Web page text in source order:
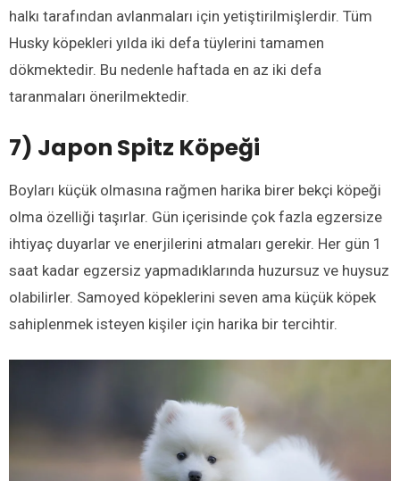
halkı tarafından avlanmaları için yetiştirilmişlerdir. Tüm
Husky köpekleri yılda iki defa tüylerini tamamen
dökmektedir. Bu nedenle haftada en az iki defa
taranmaları önerilmektedir.
7) Japon Spitz Köpeği
Boyları küçük olmasına rağmen harika birer bekçi köpeği
olma özelliği taşırlar. Gün içerisinde çok fazla egzersize
ihtiyaç duyarlar ve enerjilerini atmaları gerekir. Her gün 1
saat kadar egzersiz yapmadıklarında huzursuz ve huysuz
olabilirler. Samoyed köpeklerini seven ama küçük köpek
sahiplenmek isteyen kişiler için harika bir tercihtir.